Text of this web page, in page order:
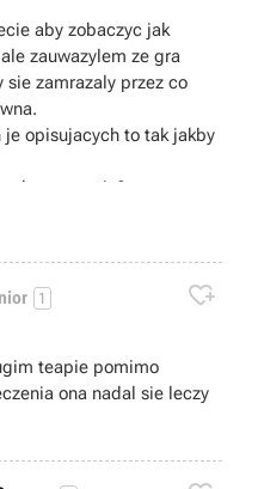
aby zobaczyc jak
zauwazylem ze gra
zamrazaly przez co
opisujacych to tak jakby
ta sytuacje?
1 
teapie pomimo
ona nadal sie leczy